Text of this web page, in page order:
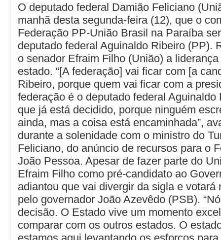
O deputado federal Damião Feliciano
manhã desta segunda-feira (12), que o
Federação PP-União Brasil na Paraíba
deputado federal Aguinaldo Ribeiro (PP).
o senador Efraim Filho (União) a
estado. “[A federação] vai ficar com [a
Ribeiro, porque quem vai ficar com a
federação é o deputado federal Aguinaldo
que já está decidido, porque ninguém
ainda, mas a coisa está encaminhada”,
durante a solenidade com o ministro do
Feliciano, do anúncio de recursos para o
João Pessoa. Apesar de fazer parte do
Efraim Filho como pré-candidato ao
adiantou que vai divergir da sigla e votará
pelo governador João Azevêdo (PSB).
decisão. O Estado vive um momento
comparar com os outros estados. O